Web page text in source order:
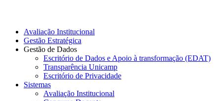
Avaliação Institucional
Gestão Estratégica
Gestão de Dados
Escritório de Dados e Apoio à transformação (EDAT)
Transparência Unicamp
Escritório de Privacidade
Sistemas
Avaliação Institucional